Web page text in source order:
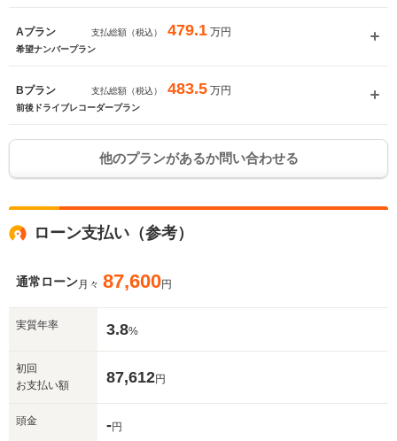
Aプラン 支払総額（税込） 479.1 万円
希望ナンバープラン
Bプラン 支払総額（税込） 483.5 万円
前後ドライブレコーダープラン
他のプランがあるか問い合わせる
ローン支払い（参考）
通常ローン月々 87,600円
実質年率 3.8%
初回
お支払い額
87,612円
頭金 -円